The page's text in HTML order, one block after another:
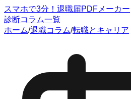
スマホで3分！退職届PDFメーカー
診断コラム一覧
ホーム/退職コラム/転職とキャリア